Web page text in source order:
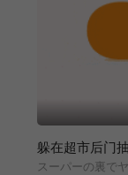
躲在超市后门
スーパーの裏で